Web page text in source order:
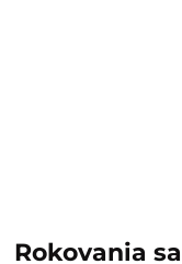
Rokovania